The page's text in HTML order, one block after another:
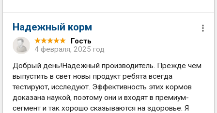
Надежный корм
Гость
4 февраля, 2025 год
Добрый день!Надежный производитель. Прежде чем
выпустить в свет новы продукт ребята всегда
тестируют, исследуют. Эффективность этих кормов
доказана наукой, поэтому они и входят в премиум-
сегмент и так хорошо сказываются на здоровье. Я